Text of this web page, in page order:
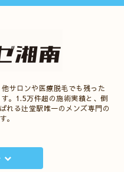
サロンや医療脱毛でも残った
。1.5万件超の施術実績と、倒
れる辻堂駅唯一のメンズ専門の
。